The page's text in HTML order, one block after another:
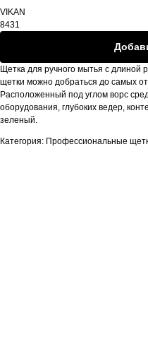
VIKAN
8431
Щетка для ручного мытья с длиной
щетки можно добраться до самых
Расположенный под углом ворс
оборудования, глубоких ведер,
зеленый.
Категория: Профессиональные